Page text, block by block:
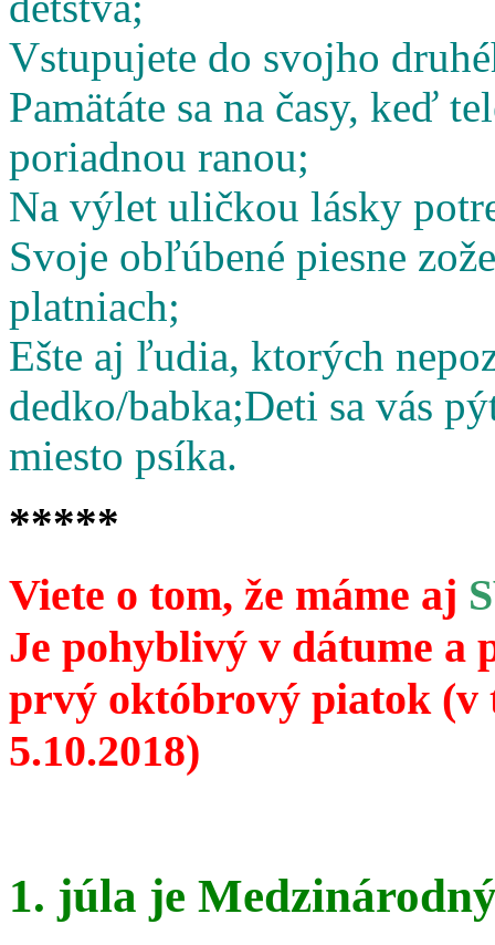
Vstupujete do svojho
Pamätáte sa na časy, keď
poriadnou ranou;
Na výlet uličkou lásky
Svoje obľúbené piesne
platniach;
Ešte aj ľudia, ktorých
dedko/babka;Deti sa vás
miesto psíka.
*****
Viete o tom, že máme aj
Je pohyblivý v dátume a
prvý októbrový piatok
5.10.2018)
1. júla je